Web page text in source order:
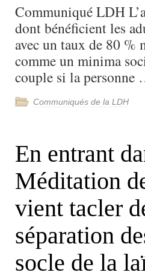
Communiqué LDH
dont bénéficient les
avec un taux de 80 %
comme un minima
couple si la personne
Communiqués de la LDH
En entrant
Méditation
vient tacler
séparation
socle de la